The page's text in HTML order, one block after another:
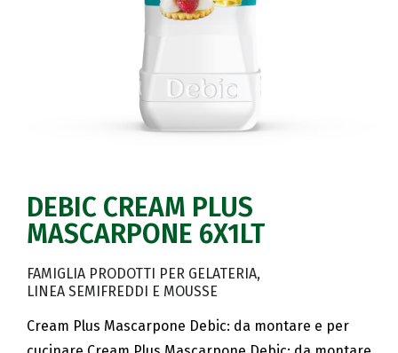
DEBIC CREAM PLUS
MASCARPONE 6X1LT
FAMIGLIA PRODOTTI PER GELATERIA
LINEA SEMIFREDDI E MOUSSE
Cream Plus Mascarpone Debic: da montare e per